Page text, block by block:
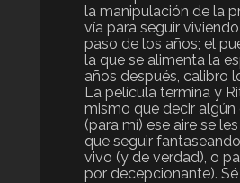
la manipulación de la
vía para seguir
paso de los años; el
la que se alimenta la
años después, calibro
La película termina y
mismo que decir algún
(para mí) ese aire se
que seguir
vivo (y de verdad), o
por decepcionante).